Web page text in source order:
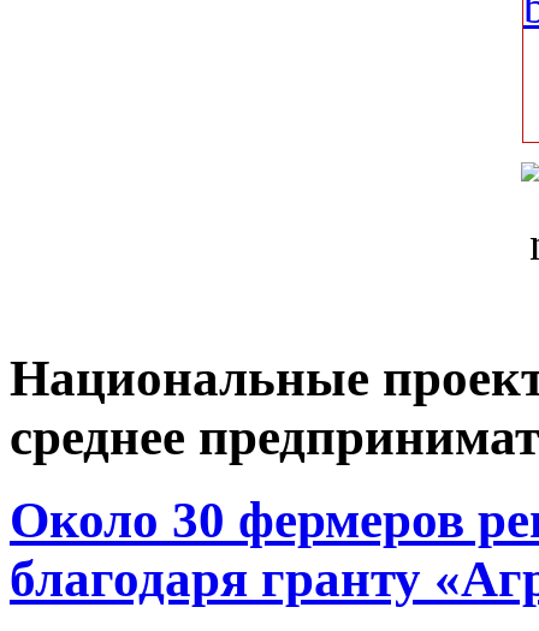
Национальные
среднее
Около 30 фермеров
благодаря гранту